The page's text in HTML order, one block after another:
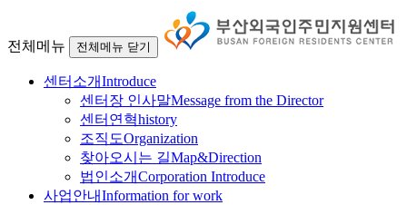
전체메뉴 전체메뉴 닫기
센터소개Introduce
센터장 인사말Message from the Director
센터연혁history
조직도Organization
찾아오시는 길Map&Direction
법인소개Corporation Introduce
사업안내Information for work